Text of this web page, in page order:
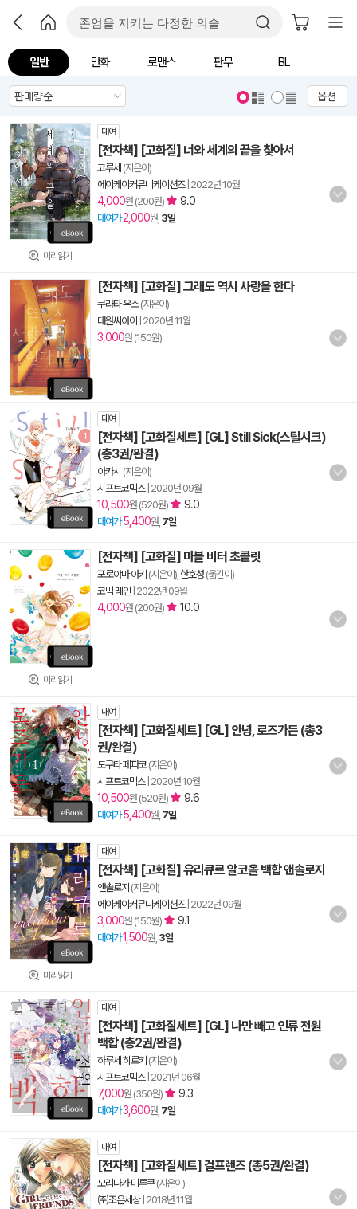
일반 만화 로맨스 판무 BL
옵션
미리읽기
대여
[전자책] [고화질] 너와 세계의 끝을 찾아서
코루세 (지은이)
에이케이커뮤니케이션즈| 2022년 10월
4,000원 (200원) 9.0
대여가 2,000원, 3일
[전자책] [고화질] 그래도 역시 사랑을 한다
쿠라타 우소(지은이)
대원씨아이
2020년 11월
3,000원 (150원)
대여
[전자책] [고화질세트] [GL] Still Sick(스틸시크)
(총3권/완결)
아카시 (지은이)
시프트코믹스| 2020년 09월
10,500원 (520원) 9.0
대여가 5,400원, 7일
미리읽기
[전자책] [고화질] 마블 비터 초콜릿
포로야마 아키 (지은이), 한호성 (옮긴이)
코믹 레인 2022년 09월
4,000원 (200원) 10.0
대여
[전자책] [고화질세트] [GL] 안녕, 로즈가든 (총3
권/완결)
도쿠타 페파코(지은이)
시프트코믹스| 2020년 10월
10,500원 (520원) 9.6
대여가 5,400원, 7일
미리읽기
대여
[전자책] [고화질] 유리큐르 알코올 백합 앤솔로지
앤솔로지 (지은이)
에이케이커뮤니케이션즈| 2022년 09월
3,000원 (150원) 9.1
대여가1,500원, 3일
대여
[전자책] [고화질세트] [GL] 나만 빼고 인류 전원
백합 (총2권/완결)
하루세 히로키 (지은이)
시프트코믹스| 2021년 06월
7,000원 (350원) 9.3
대여가3,600원, 7일
대여
[전자책] [고화질세트] 걸프렌즈 (총5권/완결)
모리나가 미루쿠(지은이)
㈜조은세상| 2018년 11월